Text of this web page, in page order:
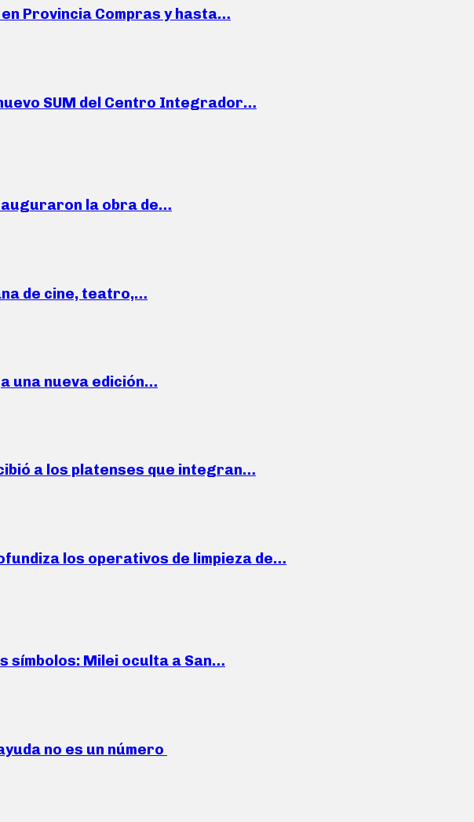
Provincia Compras y hasta…
SUM del Centro Integrador…
la obra de…
de cine, teatro,…
una nueva edición…
a los platenses que integran…
los operativos de limpieza de…
símbolos: Milei oculta a San…
no es un número